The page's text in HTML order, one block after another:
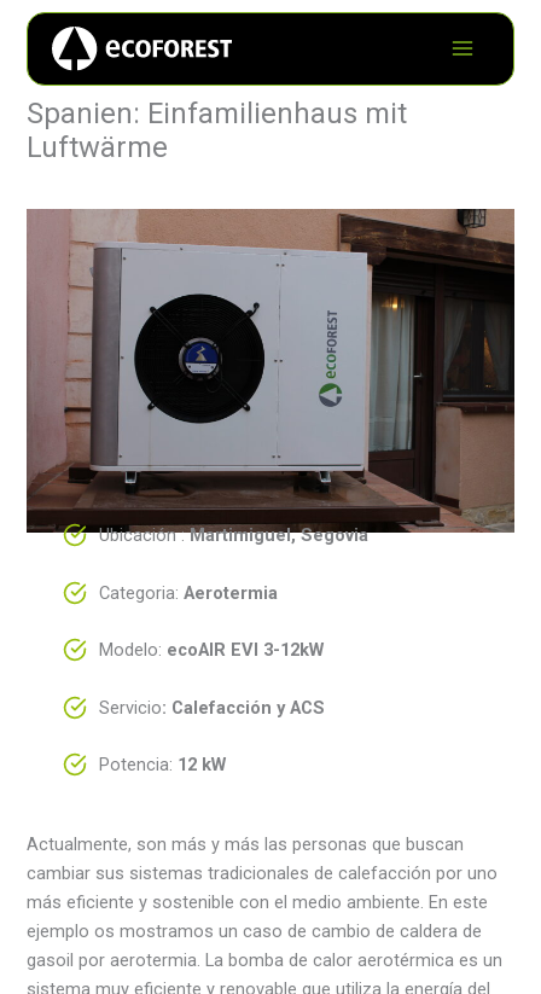
Spanien: Einfamilienhaus mit
Luftwärme
Ubicación :Martimiguel, Segovia
Categoria: Aerotermia
Modelo: ecoAIR EVI 3-12kW
Servicio: Calefacción y ACS
Potencia: 12 kW
Actualmente, son más y más las personas que buscan
cambiar sus sistemas tradicionales de calefacción por uno
más eficiente y sostenible con el medio ambiente. En este
ejemplo os mostramos un caso de cambio de caldera de
gasoil por aerotermia. La bomba de calor aerotérmica es un
sistema muy eficiente y renovable que utiliza la energía del